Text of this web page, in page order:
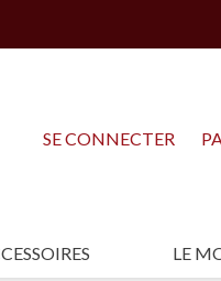
SE CONNECTER
LE